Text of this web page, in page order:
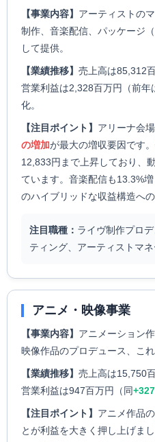
【事業内容】 アーティストの
制作、音楽配信、パッケージ
して提供。
【業績推移】 売上高は85,312
営業利益は2,328百万円（前
化。
【注目ポイント】 アリーナ会
の増加が最大の増収要因です
12,833円まで上昇しており、
ています。音楽配信も13.3%
のハイブリッドな収益構造へ
注目職種： ライヴ制作プロ
ティング、アーティストマ
アニメ・映像事業
【事業内容】 アニメーション
映像作品のプロデュース、こ
【業績推移】 売上高は15,750
営業利益は947百万円（同
【注目ポイント】 アニメ作品の
とが利益を大きく押し上げま